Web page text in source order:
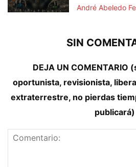
André Abeledo
SIN
DEJA UN COMENTARIO
oportunista, revisionista,
extraterrestre, no pierdas
publicará)